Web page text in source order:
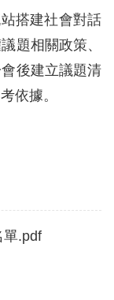
搭建社會對話
題相關政策、
後建立議題清
依據。
單.pdf